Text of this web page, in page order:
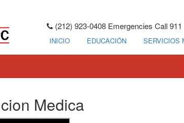
(212) 923-0408 Emergencies Call 911
INICIO EDUCACIÓN SERVICIOS
Medica